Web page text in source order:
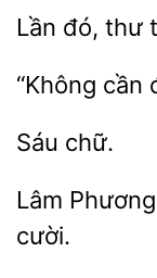
Lần đó, thư
“Không cần
Phương